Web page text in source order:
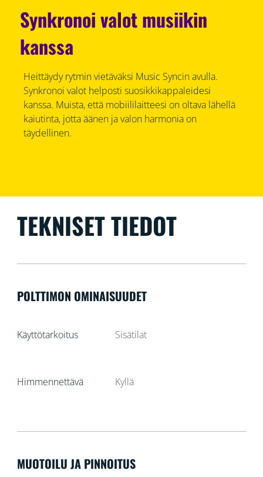
Synkronoi valot musiikin
kanssa
Heittäydy rytmin vietäväksi Music Syncin avulla.
Synkronoi valot helposti suosikkikappaleidesi
kanssa. Muista, että mobiililaitteesi on oltava lähellä
kaiutinta, jotta äänen ja valon harmonia on
täydellinen.
TEKNISET TIEDOT
POLTTIMON OMINAISUUDET
Käyttötarkoitus Sisätilat
Himmennettävä Kyllä
MUOTOILU JA PINNOITUS